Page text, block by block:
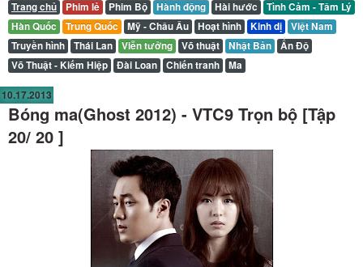
Trang chủ Phim lẻ Phim Bộ Hành động Hài hước
Tình Cảm - Tâm Lý
Hàn Quốc
Trung Quốc Mỹ - Châu Âu Hoạt hình Kinh dị
Việt Nam
Truyền hình
Thái Lan Viễn tưởng Võ thuật Nhật Bản
Ấn Độ
Võ Thuật - Kiếm Hiệp
Đài Loan Chiến tranh Ma
10.17.2013
Bóng ma(Ghost 2012) - VTC9 Trọn bộ [Tập
20/ 20 ]